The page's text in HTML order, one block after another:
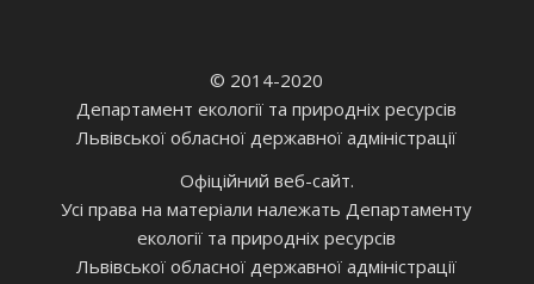
© 2014-2020
Департамент екології та природніх ресурсів
Львівської обласної державної адміністрації
Офіційний веб-сайт.
Усі права на матеріали належать Департаменту
екології та природніх ресурсів
Львівської обласної державної адміністрації